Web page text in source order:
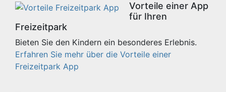
Vorteile einer App
für Ihren
Freizeitpark
Bieten Sie den Kindern ein besonderes Erlebnis.
Erfahren Sie mehr über die Vorteile einer
Freizeitpark App